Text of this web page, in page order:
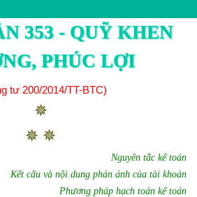
353 - QUỸ KHEN
PHÚC LỢI
tư 200/2014/TT-BTC)
✵
✵ ✵
Nguyên tắc kế toán
Kết cấu và nội dung phản ánh của tài khoản
Phương pháp hạch toán kế toán